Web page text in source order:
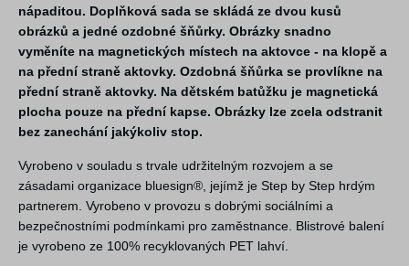
nápaditou. Doplňková sada se skládá ze dvou kusů
obrázků a jedné ozdobné šňůrky. Obrázky snadno
vyměníte na magnetických místech na aktovce - na klopě a
na přední straně aktovky. Ozdobná šňůrka se provlíkne na
přední straně aktovky. Na dětském batůžku je magnetická
plocha pouze na přední kapse. Obrázky lze zcela odstranit
bez zanechání jakýkoliv stop.
Vyrobeno v souladu s trvale udržitelným rozvojem a se
zásadami organizace bluesign®, jejímž je Step by Step hrdým
partnerem. Vyrobeno v provozu s dobrými sociálními a
bezpečnostními podmínkami pro zaměstnance. Blistrové balení
je vyrobeno ze 100% recyklovaných PET lahví.